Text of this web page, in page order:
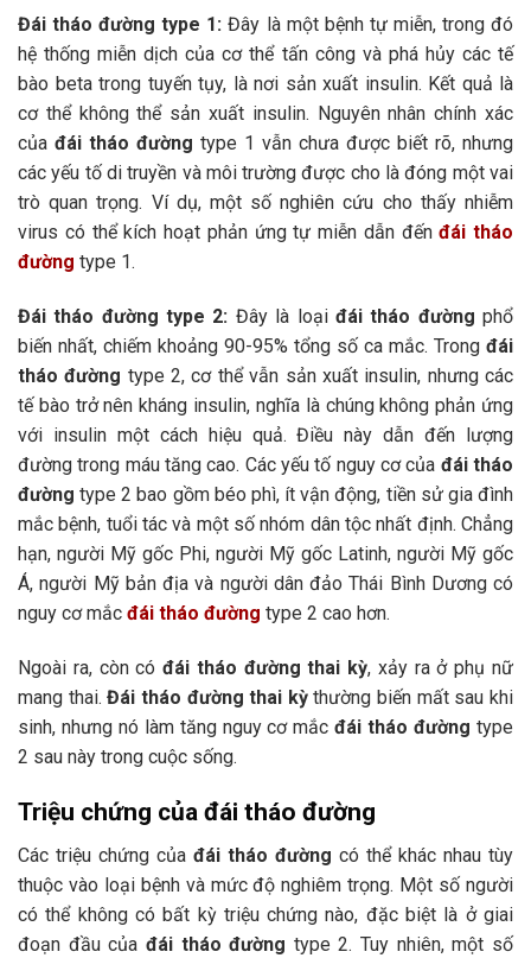
Đái tháo đường type 1: Đây là một bệnh tự miễn, trong đó
hệ thống miễn dịch của cơ thể tấn công và phá hủy các tế
bào beta trong tuyến tụy, là nơi sản xuất insulin. Kết quả là
cơ thể không thể sản xuất insulin. Nguyên nhân chính xác
của đái tháo đường type 1 vẫn chưa được biết rõ, nhưng
các yếu tố di truyền và môi trường được cho là đóng một vai
trò quan trọng. Ví dụ, một số nghiên cứu cho thấy nhiễm
virus có thể kích hoạt phản ứng tự miễn dẫn đếnđái tháo
đường type 1.
Đái tháo đường type 2: Đây là loại đái tháo đường phổ
biến nhất, chiếm khoảng 90-95% tổng số ca mắc. Trong đái
tháo đường type 2, cơ thể vẫn sản xuất insulin, nhưng các
tế bào trở nên kháng insulin, nghĩa là chúng không phản ứng
với insulin một cách hiệu quả. Điều này dẫn đến lượng
đường trong máu tăng cao. Các yếu tố nguy cơ của đái tháo
đường type 2 bao gồm béo phì, ít vận động, tiền sử gia đình
mắc bệnh, tuổi tác và một số nhóm dân tộc nhất định. Chẳng
hạn, người Mỹ gốc Phi, người Mỹ gốc Latinh, người Mỹ gốc
Á, người Mỹ bản địa và người dân đảo Thái Bình Dương có
nguy cơ mắc đái tháo đường type 2 cao hơn.
Ngoài ra, còn cóđái tháo đường thai kỳ, xảy ra ở phụ nữ
mang thai.Đái tháo đường thai kỳthường biến mất sau khi
sinh, nhưng nó làm tăng nguy cơ mắcđái tháo đường type
2 sau này trong cuộc sống.
Triệu chứng của đái tháo đường
Các triệu chứng của đái tháo đường có thể khác nhau tùy
thuộc vào loại bệnh và mức độ nghiêm trọng. Một số người
có thể không có bất kỳ triệu chứng nào, đặc biệt là ở giai
đoạn đầu của đái tháo đường type 2. Tuy nhiên, một số